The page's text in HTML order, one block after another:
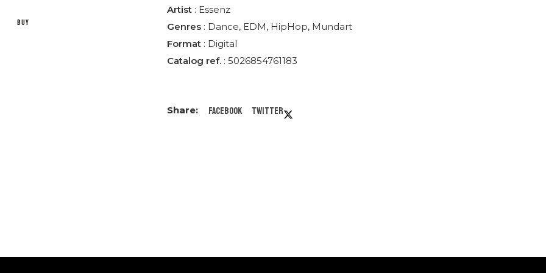
BUY
Artist : Essenz
Genres : Dance, EDM, HipHop, Mundart
Format : Digital
Catalog ref. : 5026854761183
Facebook Twitter